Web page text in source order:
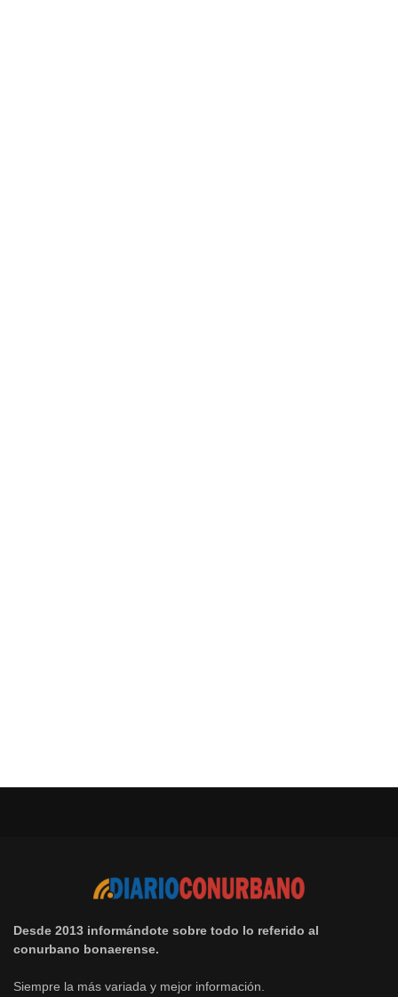
Desde 2013 informándote sobre todo lo referido al
conurbano bonaerense.
Siempre la más variada y mejor información.